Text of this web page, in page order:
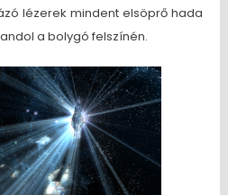
lézerek mindent elsöprő hada
a bolygó felszínén.